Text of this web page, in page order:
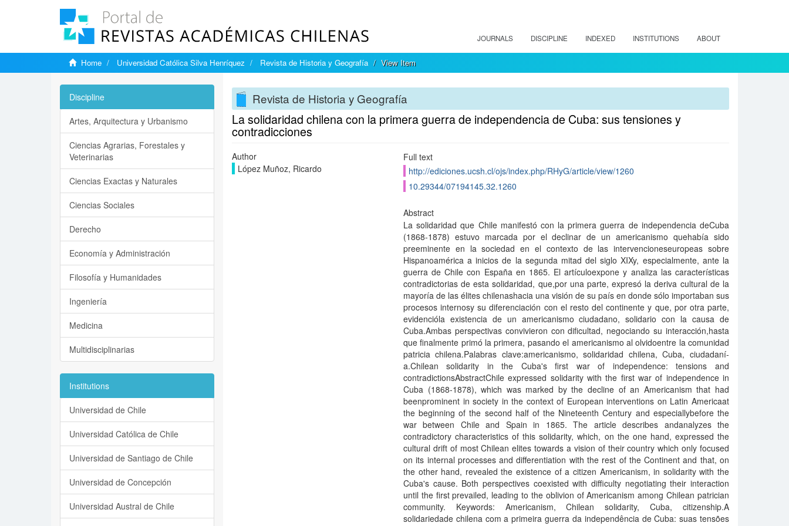
JOURNALS DISCIPLINE INDEXED INSTITUTIONS ABOUT
Home Universidad Católica Silva Henríquez Revista de Historia y Geografía View Item
Revista de Historia y Geografía
La solidaridad chilena con la primera guerra de independencia de Cuba: sus tensiones y
contradicciones
Author
López Muñoz, Ricardo
Full text
http://ediciones.ucsh.cl/ojs/index.php/RHyG/article/view/1260
10.29344/07194145.32.1260
Abstract
La solidaridad que Chile manifestó con la primera guerra de independencia deCuba
(1868-1878) estuvo marcada por el declinar de un americanismo quehabí­a sido
preeminente en la sociedad en el contexto de las intervencioneseuropeas sobre
Hispanoamérica a inicios de la segunda mitad del siglo XIXy, especialmente, ante la
guerra de Chile con España en 1865. El artí­culoexpone y analiza las caracterí­sticas
contradictorias de esta solidaridad, que,por una parte, expresó la deriva cultural de la
mayorí­a de las élites chilenashacia una visión de su paí­s en donde sólo importaban sus
procesos internosy su diferenciación con el resto del continente y que, por otra parte,
evidencióla existencia de un americanismo ciudadano, solidario con la causa de
Cuba.Ambas perspectivas convivieron con dificultad, negociando su interacción,hasta
que finalmente primó la primera, pasando el americanismo al olvidoentre la comunidad
patricia chilena.Palabras clave:americanismo, solidaridad chilena, Cuba, ciudadaní­
a.Chilean solidarity in the Cuba's first war of independence: tensions and
contradictionsAbstractChile expressed solidarity with the first war of independence in
Cuba (1868-1878), which was marked by the decline of an Americanism that had
beenprominent in society in the context of European interventions on Latin Americaat
the beginning of the second half of the Nineteenth Century and especiallybefore the
war between Chile and Spain in 1865. The article describes andanalyzes the
contradictory characteristics of this solidarity, which, on the one hand, expressed the
cultural drift of most Chilean elites towards a vision of their country which only focused
on its internal processes and differentiation with the rest of the Continent and that, on
the other hand, revealed the existence of a citizen Americanism, in solidarity with the
Cuba's cause. Both perspectives coexisted with difficulty negotiating their interaction
until the first prevailed, leading to the oblivion of Americanism among Chilean patrician
community. Keywords: Americanism, Chilean solidarity, Cuba, citizenship.A
solidariedade chilena com a primeira guerra da independência de Cuba: suas tensões
Discipline
Artes, Arquitectura y Urbanismo
Ciencias Agrarias, Forestales y
Veterinarias
Ciencias Exactas y Naturales
Ciencias Sociales
Derecho
Economía y Administración
Filosofía y Humanidades
Ingeniería
Medicina
Multidisciplinarias
Institutions
Universidad de Chile
Universidad Católica de Chile
Universidad de Santiago de Chile
Universidad de Concepción
Universidad Austral de Chile